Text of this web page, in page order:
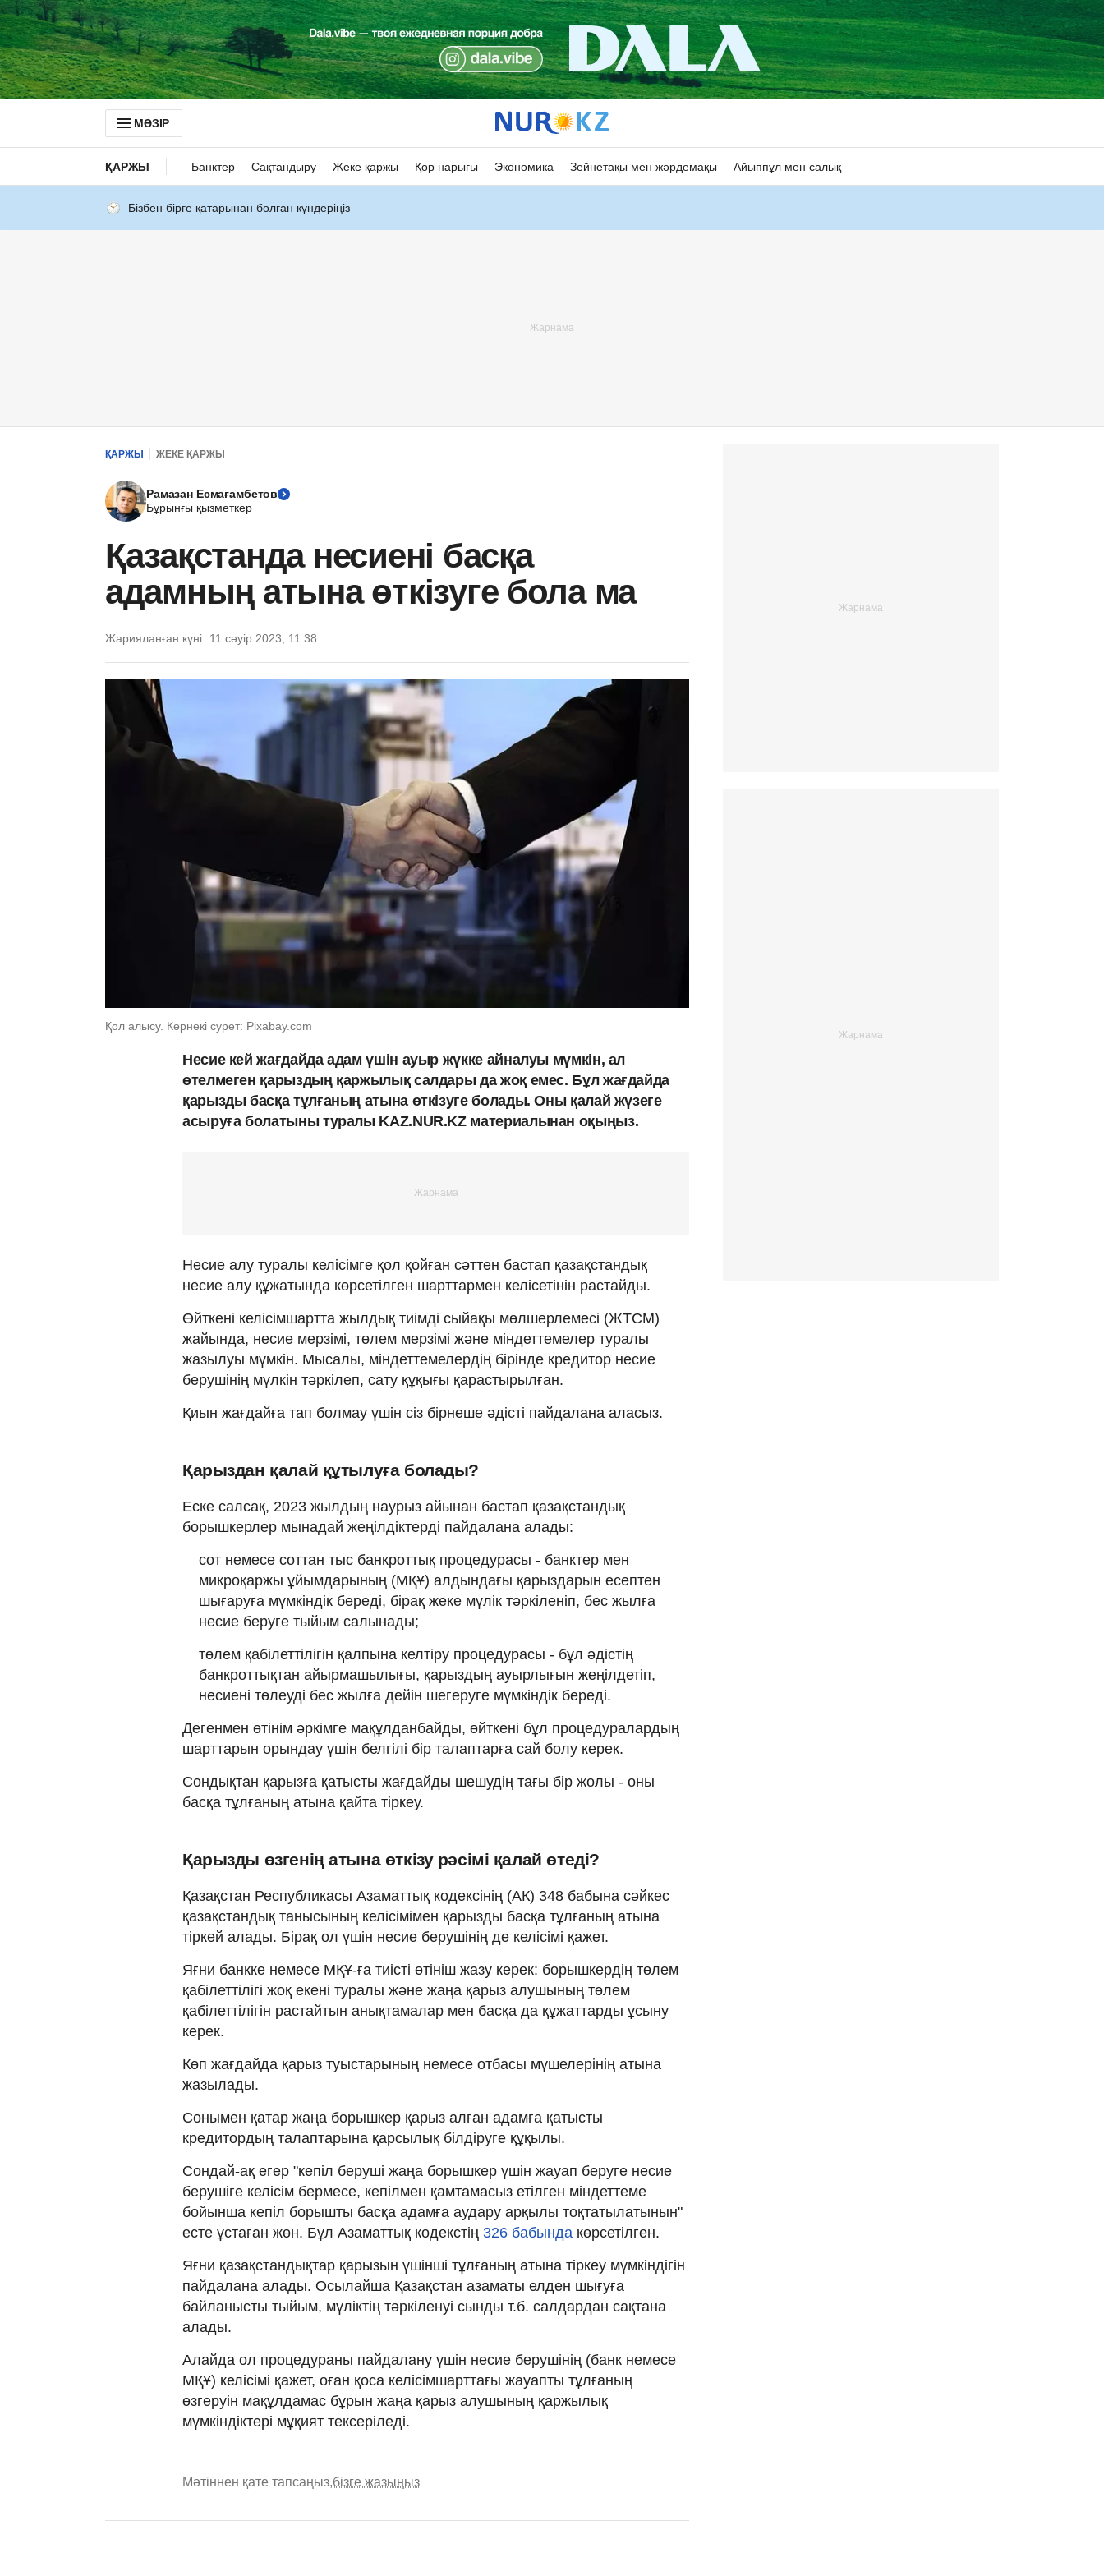
МӘЗІР
ҚАРЖЫ Банктер Сақтандыру Жеке қаржы Қор нарығы Экономика Зейнетақы мен жәрдемақы Айыппұл мен салық
Бізбен бірге қатарынан болған күндеріңіз
ҚАРЖЫ ЖЕКЕ ҚАРЖЫ
Рамазан Есмағамбетов
Бұрынғы қызметкер
Қазақстанда несиені басқа
адамның атына өткізуге бола ма
Жарияланған күні: 11 сәуір 2023, 11:38
Қол алысу. Көрнекі сурет: Pixabay.com
Несие кей жағдайда адам үшін ауыр жүкке айналуы мүмкін, ал
өтелмеген қарыздың қаржылық салдары да жоқ емес. Бұл жағдайда
қарызды басқа тұлғаның атына өткізуге болады. Оны қалай жүзеге
асыруға болатыны туралы KAZ.NUR.KZ материалынан оқыңыз.
Несие алу туралы келісімге қол қойған сәттен бастап қазақстандық
несие алу құжатында көрсетілген шарттармен келісетінін растайды.
Өйткені келісімшартта жылдық тиімді сыйақы мөлшерлемесі (ЖТСМ)
жайында, несие мерзімі, төлем мерзімі және міндеттемелер туралы
жазылуы мүмкін. Мысалы, міндеттемелердің бірінде кредитор несие
берушінің мүлкін тәркілеп, сату құқығы қарастырылған.
Қиын жағдайға тап болмау үшін сіз бірнеше әдісті пайдалана аласыз.
Қарыздан қалай құтылуға болады?
Еске салсақ, 2023 жылдың наурыз айынан бастап қазақстандық
борышкерлер мынадай жеңілдіктерді пайдалана алады:
сот немесе соттан тыс банкроттық процедурасы - банктер мен
микроқаржы ұйымдарының (МҚҰ) алдындағы қарыздарын есептен
шығаруға мүмкіндік береді, бірақ жеке мүлік тәркіленіп, бес жылға
несие беруге тыйым салынады;
төлем қабілеттілігін қалпына келтіру процедурасы - бұл әдістің
банкроттықтан айырмашылығы, қарыздың ауырлығын жеңілдетіп,
несиені төлеуді бес жылға дейін шегеруге мүмкіндік береді.
Дегенмен өтінім әркімге мақұлданбайды, өйткені бұл процедуралардың
шарттарын орындау үшін белгілі бір талаптарға сай болу керек.
Сондықтан қарызға қатысты жағдайды шешудің тағы бір жолы - оны
басқа тұлғаның атына қайта тіркеу.
Қарызды өзгенің атына өткізу рәсімі қалай өтеді?
Қазақстан Республикасы Азаматтық кодексінің (АК) 348 бабына сәйкес
қазақстандық танысының келісімімен қарызды басқа тұлғаның атына
тіркей алады. Бірақ ол үшін несие берушінің де келісімі қажет.
Яғни банкке немесе МҚҰ-ға тиісті өтініш жазу керек: борышкердің төлем
қабілеттілігі жоқ екені туралы және жаңа қарыз алушының төлем
қабілеттілігін растайтын анықтамалар мен басқа да құжаттарды ұсыну
керек.
Көп жағдайда қарыз туыстарының немесе отбасы мүшелерінің атына
жазылады.
Сонымен қатар жаңа борышкер қарыз алған адамға қатысты
кредитордың талаптарына қарсылық білдіруге құқылы.
Сондай-ақ егер "кепiл берушi жаңа борышкер үшiн жауап беруге несие
берушiге келiсiм бермесе, кепiлмен қамтамасыз етiлген мiндеттеме
бойынша кепiл борышты басқа адамға аудару арқылы тоқтатылатынын"
есте ұстаған жөн. Бұл Азаматтық кодекстің 326 бабында көрсетілген.
Яғни қазақстандықтар қарызын үшінші тұлғаның атына тіркеу мүмкіндігін
пайдалана алады. Осылайша Қазақстан азаматы елден шығуға
байланысты тыйым, мүліктің тәркіленуі сынды т.б. салдардан сақтана
алады.
Алайда ол процедураны пайдалану үшін несие берушінің (банк немесе
МҚҰ) келісімі қажет, оған қоса келісімшарттағы жауапты тұлғаның
өзгеруін мақұлдамас бұрын жаңа қарыз алушының қаржылық
мүмкіндіктері мұқият тексеріледі.
Мәтіннен қате тапсаңыз,бізге жазыңыз